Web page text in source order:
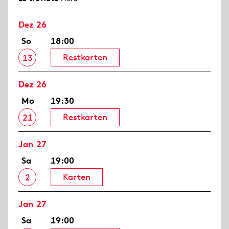
Dez 26
So
13
18:00
Restkarten
Dez 26
Mo
21
19:30
Restkarten
Jan 27
Sa
2
19:00
Karten
Jan 27
Sa
19:00